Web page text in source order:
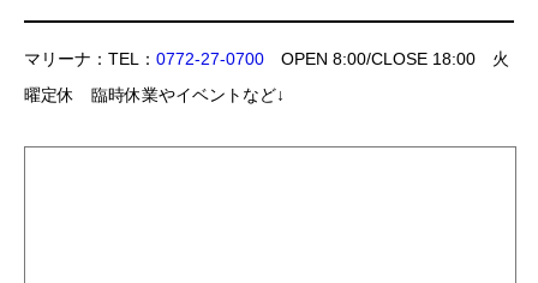
マリーナ：TEL： 0772-27-0700 OPEN 8:00/CLOSE 18:00 火
曜定休 臨時休業やイベントなど↓